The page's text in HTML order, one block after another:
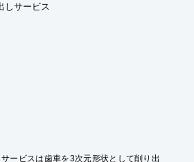
しサービス
ービスは歯車を3次元形状として削り出